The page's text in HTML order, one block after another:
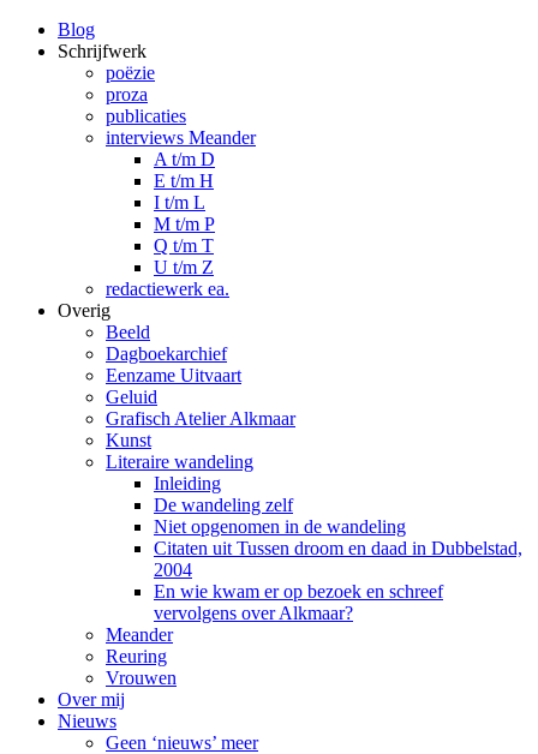
Blog
Schrijfwerk
poëzie
proza
publicaties
interviews Meander
A t/m D
E t/m H
I t/m L
M t/m P
Q t/m T
U t/m Z
redactiewerk ea.
Overig
Beeld
Dagboekarchief
Eenzame Uitvaart
Geluid
Grafisch Atelier Alkmaar
Kunst
Literaire wandeling
Inleiding
De wandeling zelf
Niet opgenomen in de wandeling
Citaten uit Tussen droom en daad in Dubbelstad,
2004
En wie kwam er op bezoek en schreef
vervolgens over Alkmaar?
Meander
Reuring
Vrouwen
Over mij
Nieuws
Geen ‘nieuws’ meer